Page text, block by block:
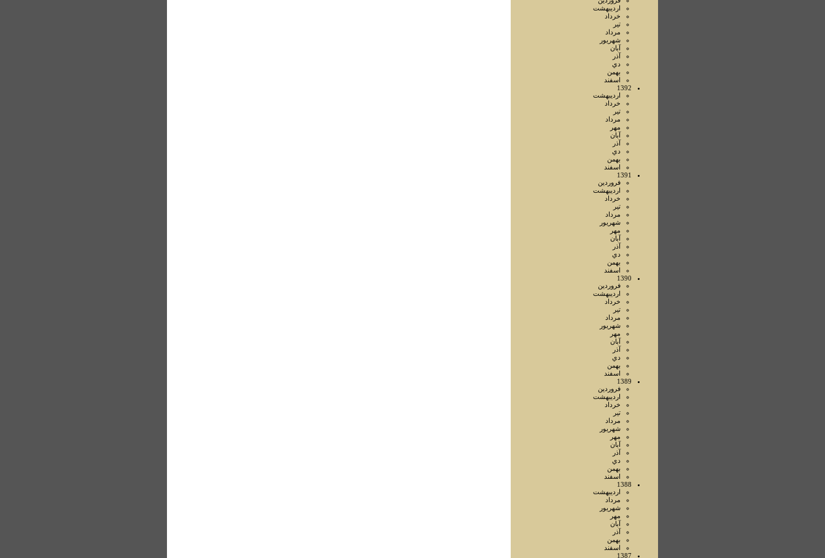
ارديبهشت
خرداد
تير
مرداد
شهريور
آبان
آذر
دي
بهمن
اسفند
1392
ارديبهشت
خرداد
تير
مرداد
مهر
آبان
آذر
دي
بهمن
اسفند
1391
فروردين
ارديبهشت
خرداد
تير
مرداد
شهريور
مهر
آبان
آذر
دي
بهمن
اسفند
1390
فروردين
ارديبهشت
خرداد
تير
مرداد
شهريور
مهر
آبان
آذر
دي
بهمن
اسفند
1389
فروردين
ارديبهشت
خرداد
تير
مرداد
شهريور
مهر
آبان
آذر
دي
بهمن
اسفند
1388
ارديبهشت
مرداد
شهريور
مهر
آبان
آذر
بهمن
اسفند
1387